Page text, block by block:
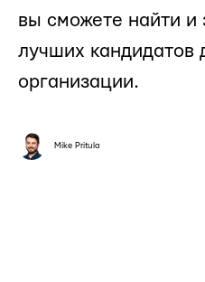
вы сможете найти и
лучших кандидатов
организации.
Mike Pritula